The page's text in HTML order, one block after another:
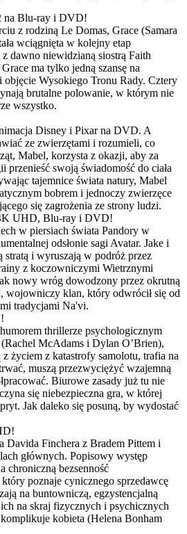
na Blu-ray i DVD!
z rodziną Le Domas, Grace (Samara
wciągnięta w kolejny etap
dawno niewidzianą siostrą Faith
ma tylko jedną szansę na
objęcie Wysokiego Tronu Rady. Cztery
brutalne polowanie, w którym nie
wszystko.
Disney i Pixar na DVD. A
ze zwierzętami i rozumieli, co
Mabel, korzysta z okazji, aby za
przenieść swoją świadomość do ciała
tajemnice świata natury, Mabel
bobrem i jednoczy zwierzęce
się zagrożenia ze strony ludzi.
UHD, Blu-ray i DVD!
w piersiach świata Pandory w
odsłonie sagi Avatar. Jake i
stratą i wyruszają w podróż przez
z koczowniczymi Wietrznymi
nowy wróg dowodzony przez okrutną
wojowniczy klan, który odwrócił się od
tradycjami Na'vi.
thrillerze psychologicznym
McAdams i Dylan O’Brien),
życiem z katastrofy samolotu, trafia na
muszą przezwyciężyć wzajemną
Biurowe zasady już tu nie
się niebezpieczna gra, w której
Jak daleko się posuną, by wydostać
Davida Finchera z Bradem Pittem i
głównych. Popisowy występ
chroniczną bezsenność
poznaje cynicznego sprzedawcę
na buntowniczą, egzystencjalną
na skraj fizycznych i psychicznych
kobieta (Helena Bonham